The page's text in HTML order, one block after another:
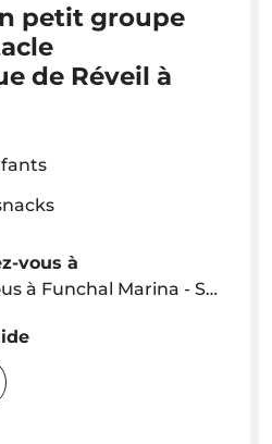
petit groupe
de Réveil à
vous à
- Santa Marina Colombo à 22h30